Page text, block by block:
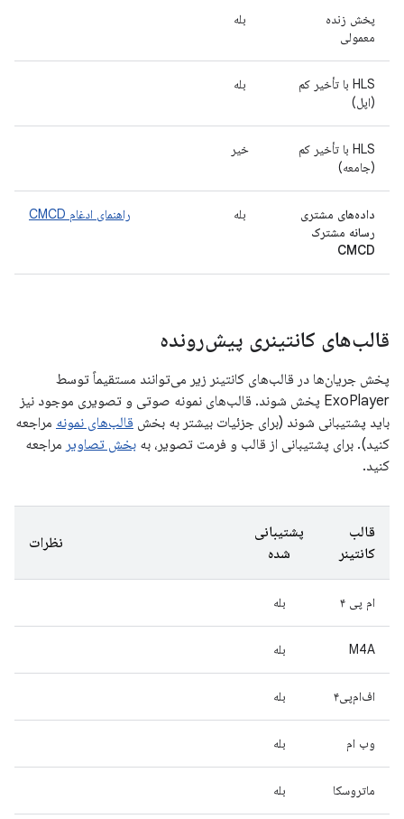
پخش زنده
معمولی
بله
HLS با تأخیر کم
(اپل)
بله
HLS با تأخیر کم
(جامعه)
خیر
داده‌های مشتری
رسانه مشترک
CMCD
بله راهنمای ادغام CMCD
قالب‌های کانتینری پیش‌رونده
پخش جریان‌ها در قالب‌های کانتینر زیر می‌توانند مستقیماً توسط
ExoPlayer پخش شوند. قالب‌های نمونه صوتی و تصویری موجود نیز
باید پشتیبانی شوند (برای جزئیات بیشتر به بخش قالب‌های نمونه مراجعه
کنید). برای پشتیبانی از قالب و فرمت تصویر، به بخش تصاویر مراجعه
کنید.
قالب
کانتینر
پشتیبانی
شده
نظرات
ام پی ۴ بله
M4A بله
اف‌ام‌پی۴ بله
وب ام بله
ماتروسکا بله